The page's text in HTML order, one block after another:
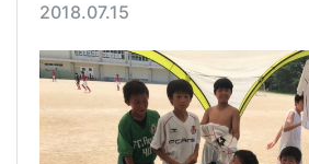
2018.07.15